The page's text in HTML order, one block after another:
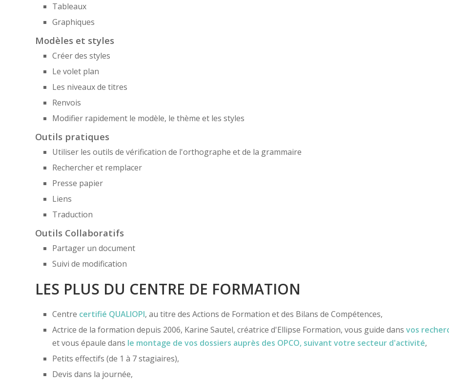
Tableaux
Graphiques
Modèles et styles
Créer des styles
Le volet plan
Les niveaux de titres
Renvois
Modifier rapidement le modèle, le thème et les styles
Outils pratiques
Utiliser les outils de vérification de l'orthographe et de la grammaire
Rechercher et remplacer
Presse papier
Liens
Traduction
Outils Collaboratifs
Partager un document
Suivi de modification
LES PLUS DU CENTRE DE FORMATION
Centre certifié QUALIOPI, au titre des Actions de Formation et des Bilans de Compétences,
Actrice de la formation depuis 2006, Karine Sautel, créatrice d'Ellipse Formation, vous guide dans vos
et vous épaule dans le montage de vos dossiers auprès des OPCO, suivant votre secteur d'activité,
Petits effectifs (de 1 à 7 stagiaires),
Devis dans la journée,